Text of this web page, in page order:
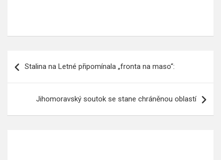
proStalina na Letné připomínala „fronta na maso“:
Jihomoravský soutok se stane chráněnou oblastí